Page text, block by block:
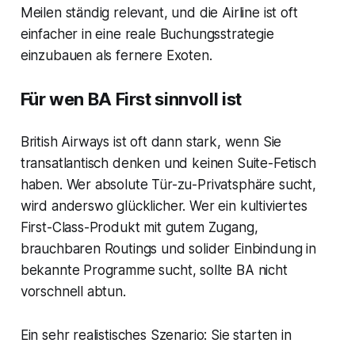
Meilen ständig relevant, und die Airline ist oft
einfacher in eine reale Buchungsstrategie
einzubauen als fernere Exoten.
Für wen BA First sinnvoll ist
British Airways ist oft dann stark, wenn Sie
transatlantisch denken und keinen Suite-Fetisch
haben. Wer absolute Tür-zu-Privatsphäre sucht,
wird anderswo glücklicher. Wer ein kultiviertes
First-Class-Produkt mit gutem Zugang,
brauchbaren Routings und solider Einbindung in
bekannte Programme sucht, sollte BA nicht
vorschnell abtun.
Ein sehr realistisches Szenario: Sie starten in